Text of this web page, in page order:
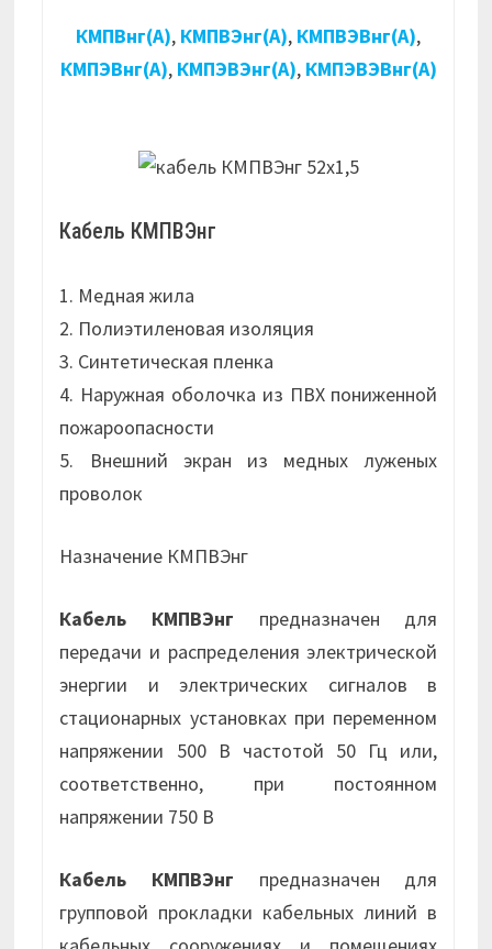
КМПВнг(А), КМПВЭнг(А), КМПВЭВнг(А),
КМПЭВнг(А), КМПЭВЭнг(А), КМПЭВЭВнг(А)
Кабель КМПВЭнг
1. Медная жила
2. Полиэтиленовая изоляция
3. Синтетическая пленка
4. Наружная оболочка из ПВХ пониженной
пожароопасности
5. Внешний экран из медных луженых
проволок
Назначение КМПВЭнг
Кабель КМПВЭнг предназначен для
передачи и распределения электрической
энергии и электрических сигналов в
стационарных установках при переменном
напряжении 500 В частотой 50 Гц или,
соответственно, при постоянном
напряжении 750 В
Кабель КМПВЭнг предназначен для
групповой прокладки кабельных линий в